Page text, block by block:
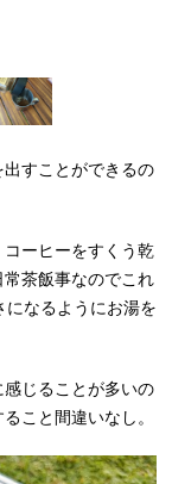
すことができるの
ーヒーをすくう乾
茶飯事なのでこれ
になるようにお湯を
じることが多いの
こと間違いなし。